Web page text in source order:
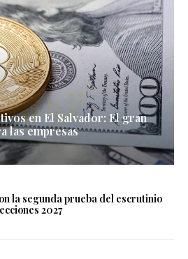
en El Salvador: El gran
las empresas
la segunda prueba del escrutinio
2027